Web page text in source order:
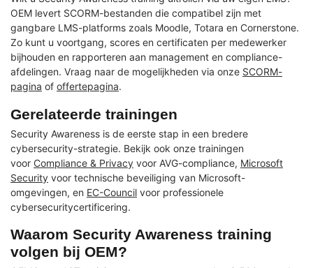
OEM levert SCORM-bestanden die compatibel zijn met
gangbare LMS-platforms zoals Moodle, Totara en Cornerstone.
Zo kunt u voortgang, scores en certificaten per medewerker
bijhouden en rapporteren aan management en compliance-
afdelingen. Vraag naar de mogelijkheden via onze SCORM-
pagina of offertepagina.
Gerelateerde trainingen
Security Awareness is de eerste stap in een bredere
cybersecurity-strategie. Bekijk ook onze trainingen
voor Compliance & Privacy voor AVG-compliance, Microsoft
Security voor technische beveiliging van Microsoft-
omgevingen, en EC-Council voor professionele
cybersecuritycertificering.
Waarom Security Awareness training
volgen bij OEM?